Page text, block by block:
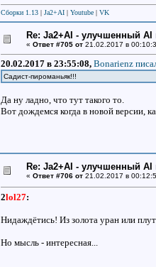
Сборки 1.13| Ja2+AI| Youtube| VK
Re: Ja2+AI - улучшенный AI
« Ответ #705 от21.02.2017 в
20.02.2017 в 23:55:08, Bonarienz
Садист-пироманьяк!!!
Да ну ладно, что тут такого то.
Вот дождемся когда в новой версии,
Re: Ja2+AI - улучшенный AI
« Ответ #706 от21.02.2017 в
2lol27:
Нидаждётись! Из золота уран или
Но мысль - интересная...